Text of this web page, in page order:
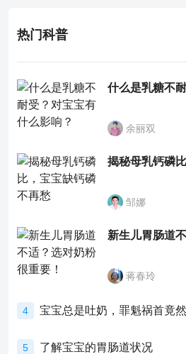
热门科普
余丽双
揭秘母乳钙磷
邹娜
新生儿胃肠道
蒋春玲
4 宝宝总是吐奶，罪魁祸首竟然
5 了解宝宝的胃肠道状况